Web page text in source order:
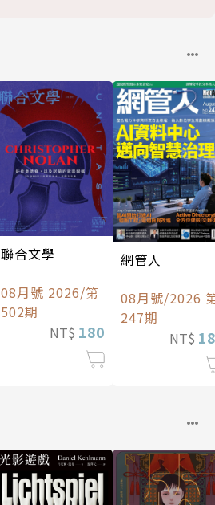
聯合文學
08月號 2026/第
502期
NT$ 180
網管人
08月號/2026
247期
NT$